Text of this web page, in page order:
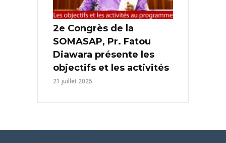
2e Congrès de la
SOMASAP, Pr. Fatou
Diawara présente les
objectifs et les activités
21 juillet 2025